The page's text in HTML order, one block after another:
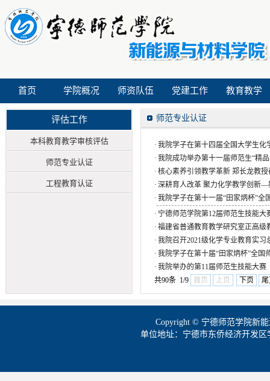
首页 学院概况 师资队伍 党建工作 教育教学
评估工作
本科教育教学审核评估
师范专业认证
工程教育认证
师范专业认证
· 我院学子在第十四届全国大学生化
· 我院成功举办第十一届师范生“精
· 核心素养引领教学革新 郑长龙教
· 深耕育人改革 聚力化学教学创新
· 我院学子在第十一届“田家炳杯”全
· 宁德师范学院第12届师范生技能大
· 福建省普通教育教学研究室正高级
· 我院召开2021级化学专业教育实
· 我院学子在第十届“田家炳杯”全国
· 我院举办的第11届师范生技能大赛
共90条 1/9
首页 上页 下页
Copyright © 宁德师范学院新
单位地址：宁德市东侨经济开发